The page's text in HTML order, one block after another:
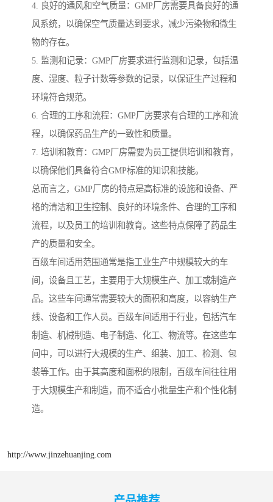
4. 良好的通风和空气质量：GMP厂房需要具备良好的通
风系统，以确保空气质量达到要求，减少污染物和微生
物的存在。
5. 监测和记录：GMP厂房要求进行监测和记录，包括温
度、湿度、粒子计数等参数的记录，以保证生产过程和
环境符合规范。
6. 合理的工序和流程：GMP厂房要求有合理的工序和流
程，以确保药品生产的一致性和质量。
7. 培训和教育：GMP厂房需要为员工提供培训和教育，
以确保他们具备符合GMP标准的知识和技能。
总而言之，GMP厂房的特点是高标准的设施和设备、严
格的清洁和卫生控制、良好的环境条件、合理的工序和
流程，以及员工的培训和教育。这些特点保障了药品生
产的质量和安全。
百级车间适用范围通常是指工业生产中规模较大的车
间，设备且工艺，主要用于大规模生产、加工或制造产
品。这些车间通常需要较大的面积和高度，以容纳生产
线、设备和工作人员。百级车间适用于行业，包括汽车
制造、机械制造、电子制造、化工、物流等。在这些车
间中，可以进行大规模的生产、组装、加工、检测、包
装等工作。由于其高度和面积的限制，百级车间往往用
于大规模生产和制造，而不适合小批量生产和个性化制
造。
http://www.jinzehuanjing.com